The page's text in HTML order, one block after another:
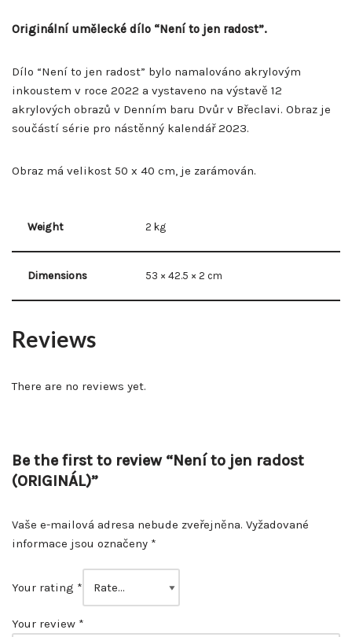
Originální umělecké dílo “Není to jen radost”.
Dílo “Není to jen radost” bylo namalováno akrylovým
inkoustem v roce 2022 a vystaveno na výstavě 12
akrylových obrazů v Denním baru Dvůr v Břeclavi. Obraz je
součástí série pro nástěnný kalendář 2023.
Obraz má velikost 50 x 40 cm, je zarámován.
Weight 2 kg
Dimensions 53 × 42.5 × 2 cm
Reviews
There are no reviews yet.
Be the first to review “Není to jen radost
(ORIGINÁL)”
Vaše e-mailová adresa nebude zveřejněna. Vyžadované
informace jsou označeny *
Your rating *
Your review *